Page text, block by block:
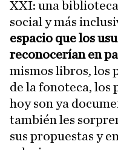
XXI: una
social y más
espacio que los
reconocerían en
mismos libros, los
de la fonoteca, los
hoy son ya
también les
sus propuestas y